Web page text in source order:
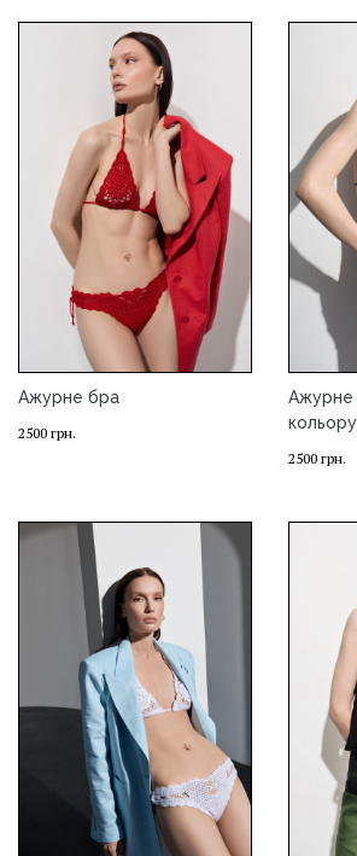
Ажурне бра
2500 грн.
Ажурне
кольору
2500 грн.